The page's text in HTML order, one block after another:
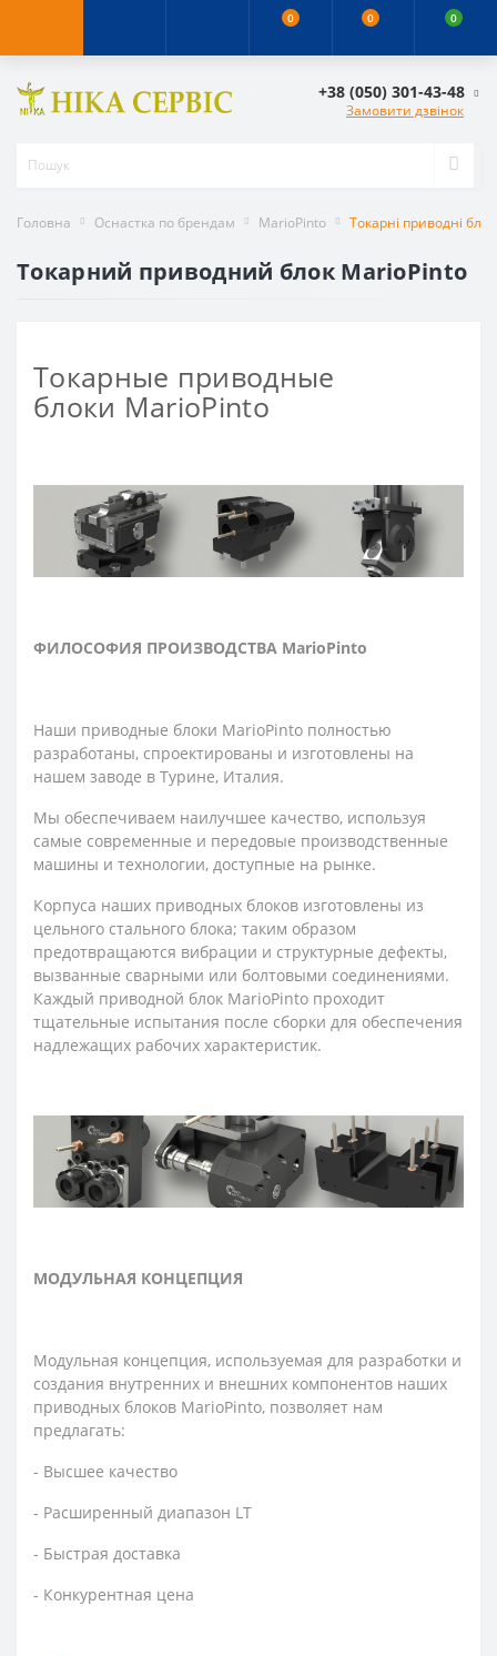
0 0 0
+38 (050) 301-43-48
Замовити дзвінок
Головна Оснастка по брендам MarioPinto Токарні приводні
Токарний приводний блок MarioPinto
Токарные приводные
блоки MarioPinto
ФИЛОСОФИЯ ПРОИЗВОДСТВА MarioPinto
Наши приводные блоки MarioPinto полностью
разработаны, спроектированы и изготовлены на
нашем заводе в Турине, Италия.
Мы обеспечиваем наилучшее качество, используя
самые современные и передовые производственные
машины и технологии, доступные на рынке.
Корпуса наших приводных блоков изготовлены из
цельного стального блока; таким образом
предотвращаются вибрации и структурные дефекты,
вызванные сварными или болтовыми соединениями.
Каждый приводной блок MarioPinto проходит
тщательные испытания после сборки для обеспечения
надлежащих рабочих характеристик.
МОДУЛЬНАЯ КОНЦЕПЦИЯ
Модульная концепция, используемая для разработки и
создания внутренних и внешних компонентов наших
приводных блоков MarioPinto, позволяет нам
предлагать:
- Высшее качество
- Расширенный диапазон LT
- Быстрая доставка
- Конкурентная цена